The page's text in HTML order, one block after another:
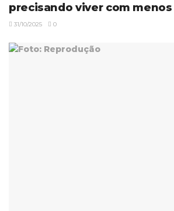
precisando viver com
31/10/2025 0